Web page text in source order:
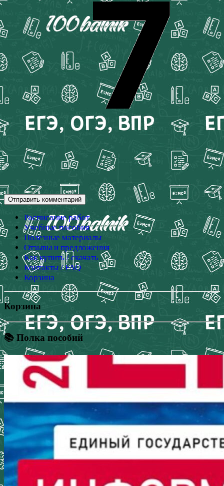
Расписание работ
Учебные пособия
Полезные материалы
Отзывы и предложения
Как купить / скачать
Контакты / FAQ
Корзина
Корзина
📚 Полка пособий